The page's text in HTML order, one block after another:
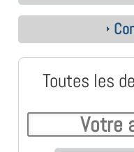
Toutes les